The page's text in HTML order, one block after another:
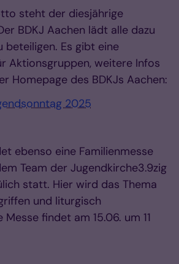
steht der diesjährige
BDKJ Aachen lädt alle dazu
beteiligen. Es gibt eine
Aktionsgruppen, weitere Infos
Homepage des BDKJs Aachen:
2025
ebenso eine Familienmesse
Team der Jugendkirche3.9zig
statt. Hier wird das Thema
und liturgisch
findet am 15.06. um 11